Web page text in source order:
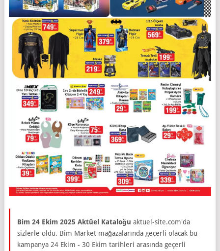
Bim 24 Ekim 2025 Aktüel Kataloğu aktuel-site.com'da
sizlerle oldu. Bim Market mağazalarında geçerli olacak bu
kampanya 24 Ekim - 30 Ekim tarihleri arasında geçerli